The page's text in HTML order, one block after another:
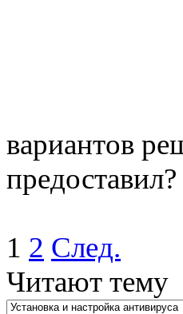
вариантов
предоставил?
1 2 След.
Читают тему